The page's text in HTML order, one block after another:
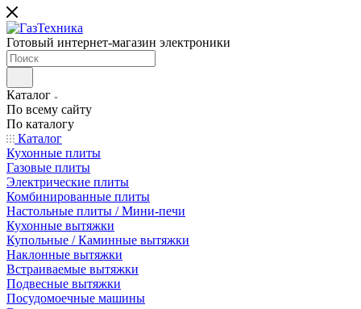
Готовый интернет-магазин электроники
Каталог
По всему сайту
По каталогу
Каталог
Кухонные плиты
Газовые плиты
Электрические плиты
Комбинированные плиты
Настольные плиты / Мини-печи
Кухонные вытяжки
Купольные / Каминные вытяжки
Наклонные вытяжки
Встраиваемые вытяжки
Подвесные вытяжки
Посудомоечные машины